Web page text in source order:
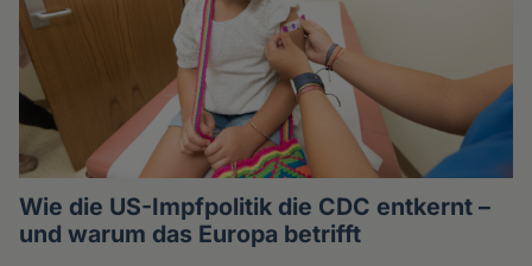
Wie die US-Impfpolitik die CDC entkernt –
und warum das Europa betrifft